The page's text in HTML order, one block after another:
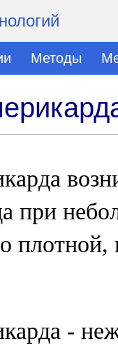
Методы
при
плотной,
-